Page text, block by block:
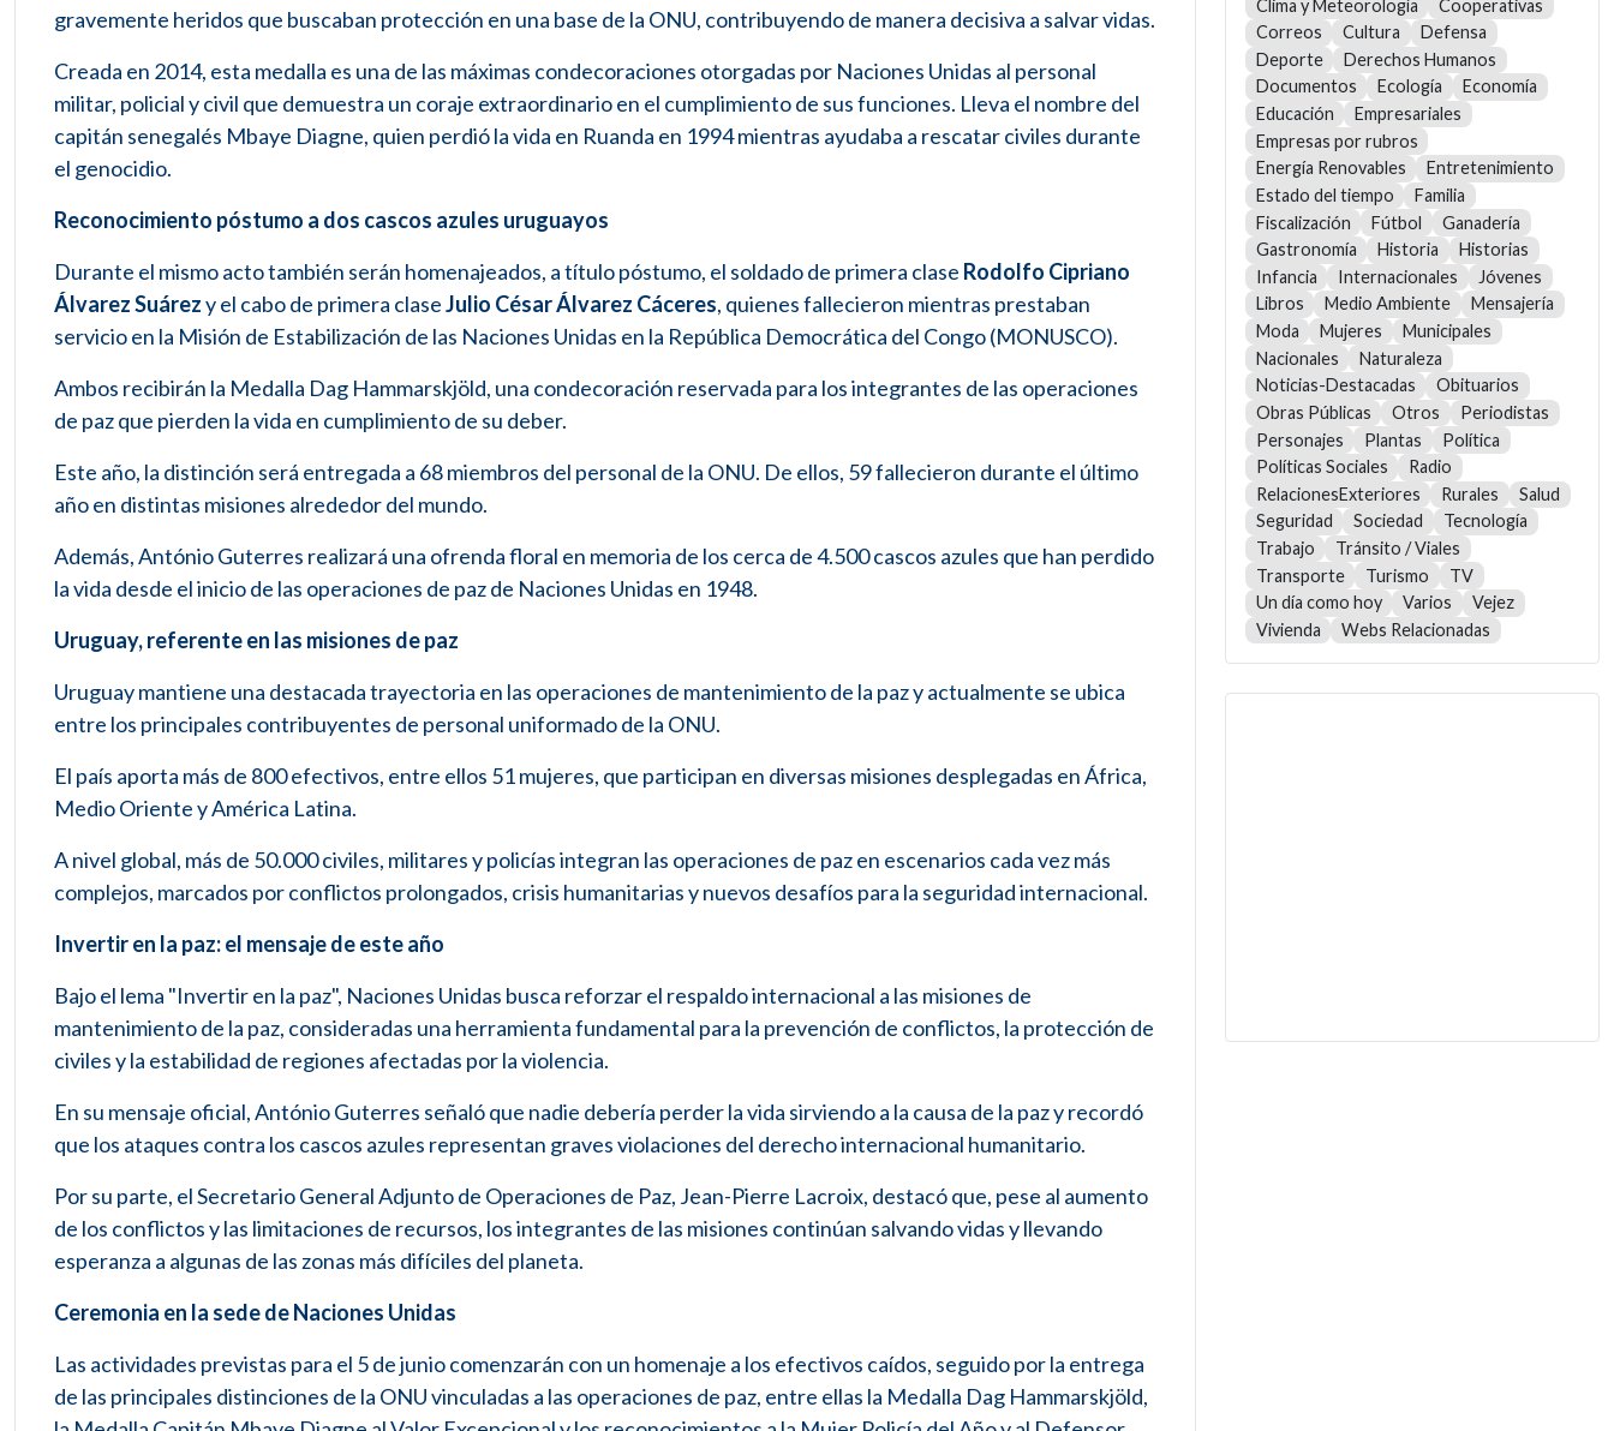
gravemente heridos que buscaban protección en una base de la ONU, contribuyendo de manera decisiva a salvar vidas.
Creada en 2014, esta medalla es una de las máximas condecoraciones otorgadas por Naciones Unidas al personal
militar, policial y civil que demuestra un coraje extraordinario en el cumplimiento de sus funciones. Lleva el nombre del
capitán senegalés Mbaye Diagne, quien perdió la vida en Ruanda en 1994 mientras ayudaba a rescatar civiles durante
el genocidio.
Reconocimiento póstumo a dos cascos azules uruguayos
Durante el mismo acto también serán homenajeados, a título póstumo, el soldado de primera clase Rodolfo Cipriano
Álvarez Suárezy el cabo de primera claseJulio César Álvarez Cáceres, quienes fallecieron mientras prestaban
servicio en la Misión de Estabilización de las Naciones Unidas en la República Democrática del Congo (MONUSCO).
Ambos recibirán la Medalla Dag Hammarskjöld, una condecoración reservada para los integrantes de las operaciones
de paz que pierden la vida en cumplimiento de su deber.
Este año, la distinción será entregada a 68 miembros del personal de la ONU. De ellos, 59 fallecieron durante el último
año en distintas misiones alrededor del mundo.
Además, António Guterres realizará una ofrenda floral en memoria de los cerca de 4.500 cascos azules que han perdido
la vida desde el inicio de las operaciones de paz de Naciones Unidas en 1948.
Uruguay, referente en las misiones de paz
Uruguay mantiene una destacada trayectoria en las operaciones de mantenimiento de la paz y actualmente se ubica
entre los principales contribuyentes de personal uniformado de la ONU.
El país aporta más de 800 efectivos, entre ellos 51 mujeres, que participan en diversas misiones desplegadas en África,
Medio Oriente y América Latina.
A nivel global, más de 50.000 civiles, militares y policías integran las operaciones de paz en escenarios cada vez más
complejos, marcados por conflictos prolongados, crisis humanitarias y nuevos desafíos para la seguridad internacional.
Invertir en la paz: el mensaje de este año
Bajo el lema "Invertir en la paz", Naciones Unidas busca reforzar el respaldo internacional a las misiones de
mantenimiento de la paz, consideradas una herramienta fundamental para la prevención de conflictos, la protección de
civiles y la estabilidad de regiones afectadas por la violencia.
En su mensaje oficial, António Guterres señaló que nadie debería perder la vida sirviendo a la causa de la paz y recordó
que los ataques contra los cascos azules representan graves violaciones del derecho internacional humanitario.
Por su parte, el Secretario General Adjunto de Operaciones de Paz, Jean-Pierre Lacroix, destacó que, pese al aumento
de los conflictos y las limitaciones de recursos, los integrantes de las misiones continúan salvando vidas y llevando
esperanza a algunas de las zonas más difíciles del planeta.
Ceremonia en la sede de Naciones Unidas
Las actividades previstas para el 5 de junio comenzarán con un homenaje a los efectivos caídos, seguido por la entrega
de las principales distinciones de la ONU vinculadas a las operaciones de paz, entre ellas la Medalla Dag Hammarskjöld,
Clima y Meteorología
Cooperativas
Correos
Cultura
Defensa
Deporte
Derechos Humanos
Documentos
Ecología
Economía
Educación
Empresariales
Empresas por rubros
Energía Renovables
Entretenimiento
Estado del tiempo
Familia
Fiscalización
Fútbol
Ganadería
Gastronomía
Historia
Historias
Infancia
Internacionales
Jóvenes
Libros
Medio Ambiente
Mensajería
Moda
Mujeres
Municipales
Nacionales
Naturaleza
Noticias-Destacadas
Obituarios
Obras Públicas
Otros
Periodistas
Personajes
Plantas
Política
Políticas Sociales
Radio
RelacionesExteriores
Rurales
Salud
Seguridad
Sociedad
Tecnología
Trabajo
Tránsito / Viales
Transporte
Turismo
TV
Un día como hoy
Varios
Vejez
Vivienda
Webs Relacionadas